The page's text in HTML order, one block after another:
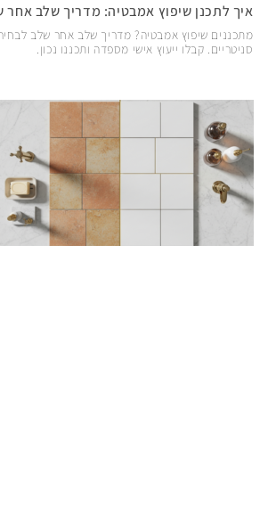
איך לתכנן שיפוץ אמבטיה: מדריך שלב אחר
מתכננים שיפוץ אמבטיה? מדריך שלב אחר שלב
סניטריים. קבלו ייעוץ אישי מספדה ותכננו נכון.